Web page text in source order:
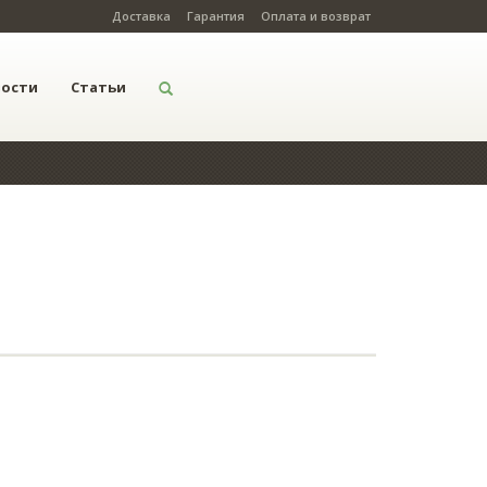
Доставка Гарантия Оплата и возврат
Статьи